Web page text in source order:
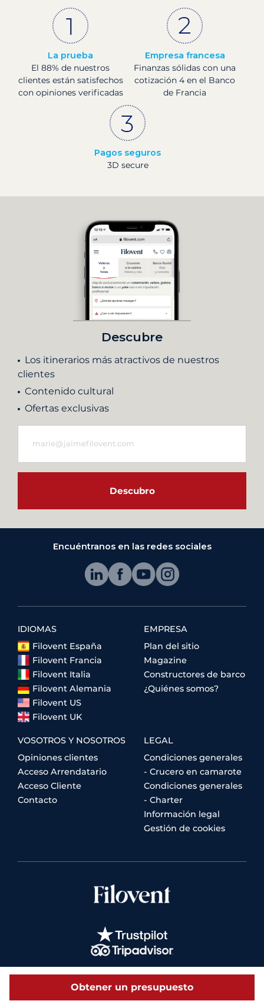
Obtener un presupuesto
La prueba
El 88% de nuestros
clientes están satisfechos
con opiniones verificadas
Empresa francesa
Finanzas sólidas con una
cotización 4 en el Banco
de Francia
Pagos seguros
3D secure
Descubre
Los itinerarios más atractivos de nuestros
clientes
Contenido cultural
Ofertas exclusivas
Descubro
Encuéntranos en las redes sociales
IDIOMAS
Filovent España
Filovent Francia
Filovent Italia
Filovent Alemania
Filovent US
Filovent UK
EMPRESA
Plan del sitio
Magazine
Constructores de barco
¿Quiénes somos?
VOSOTROS Y NOSOTROS
Opiniones clientes
Acceso Arrendatario
Acceso Cliente
Contacto
LEGAL
Condiciones generales
- Crucero en camarote
Condiciones generales
- Charter
Información legal
Gestión de cookies
© 2026 Filovent